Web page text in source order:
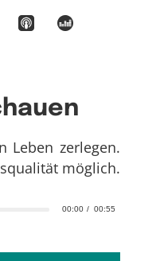
00:00 00:55
Leben zerlegen.
möglich.